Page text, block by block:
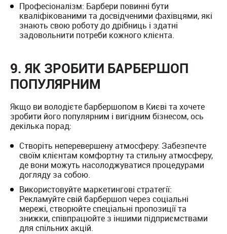
Професіоналізм: Барбери повинні бути
кваліфікованими та досвідченими фахівцями, які
знають свою роботу до дрібниць і здатні
задовольнити потреби кожного клієнта.
9. ЯК ЗРОБИТИ БАРБЕРШОП
ПОПУЛЯРНИМ
Якщо ви володієте барбершопом в Києві та хочете
зробити його популярним і вигідним бізнесом, ось
декілька порад:
Створіть неперевершену атмосферу: Забезпечте
своїм клієнтам комфортну та стильну атмосферу,
де вони можуть насолоджуватися процедурами
догляду за собою.
Використовуйте маркетингові стратегії:
Рекламуйте свій барбершоп через соціальні
мережі, створюйте спеціальні пропозиції та
знижки, співпрацюйте з іншими підприємствами
для спільних акцій.